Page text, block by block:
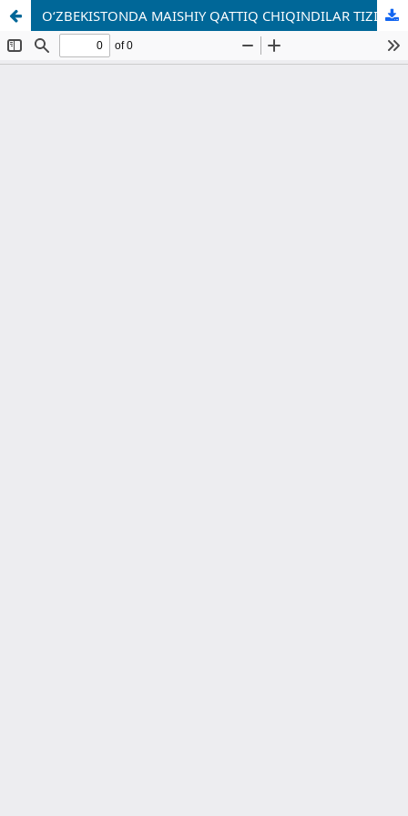
OʻZBEKISTONDA MAISHIY QATTIQ CHIQINDILAR TIZIMINING HAYOTIY SIKL BAHOLASHI